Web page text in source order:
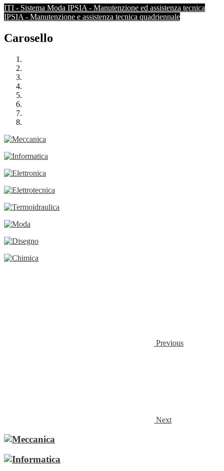
ITI - Sistema Moda IPSIA - Manutenzione ed assistenza tecnica
IPSIA - Manutenzione e assistenza tecnica quadriennale
Carosello
Previous
Next